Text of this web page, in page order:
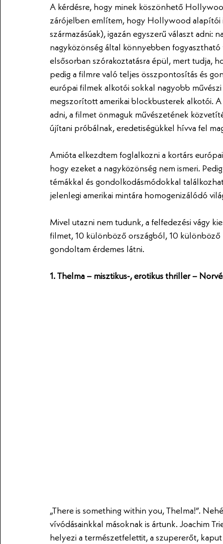
A kérdésre, hogy minek köszönhető
zárójelben említem, hogy Hollywood alapítói
származásúak), igazán egyszerű választ
nagyközönség által könnyebben
elsősorban szórakoztatásra épül, mert tudja,
pedig a filmre való teljes összpontosítás és
európai filmek alkotói sokkal nagyobb
megszorított amerikai blockbusterek alkotói.
adni, a filmet önmaguk művészetének
újítani próbálnak, eredetiségükkel hívva fel
Amióta elkezdtem foglalkozni a kortárs
hogy ezeket a nagyközönség nem ismeri.
témákkal és gondolkodásmódokkal
jelenlegi amerikai mintára homogenizálódó
Mivel utazni nem tudunk, a felfedezési vágy
filmet, 10 különböző országból, 10
gondoltam érdemes látni.
1. Thelma – misztikus-, erotikus thriller –
„There is something within you, Thelma!”.
vívódásainkkal másoknak is ártunk. Joachim
helyezi a természetfelettit, a szupererőt,